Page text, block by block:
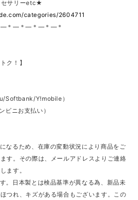
セサリーetc★
categories/2604711
＊—＊—＊—＊—＊
ク！】
Softbank/Y!mobile）
ビニお支払い）
なるため、在庫の変動状況により商品をご
す。その際は、メールアドレスよりご連絡
ます。
。日本製とは検品基準が異なる為、新品未
つれ、キズがある場合もございます。この